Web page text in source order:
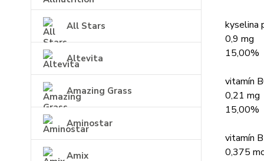
All Stars
Altevita
Amazing Grass
Aminostar
Amix
kyselina
0,9 mg
15,00%
vitamín
0,21 mg
15,00%
vitamín
0,375